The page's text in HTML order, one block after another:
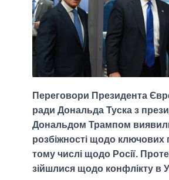
Переговори Президента
ради Дональда Туска з
Дональдом Трампом
розбіжності щодо ключових
тому числі щодо Росії. Проте
зійшлися щодо конфлікту в